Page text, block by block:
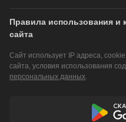
Правила использования и
сайта
Сайт использует IP адреса,
сайта, условия использования
персональных данных.